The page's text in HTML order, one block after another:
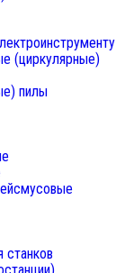
(циркулярные)
пилы